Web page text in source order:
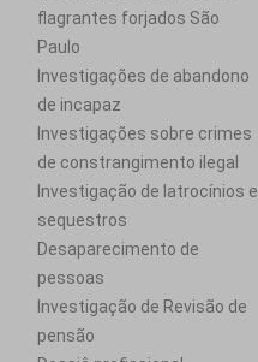
flagrantes forjados São
Paulo
Investigações de abandono
de incapaz
Investigações sobre crimes
de constrangimento ilegal
Investigação de latrocínios e
sequestros
Desaparecimento de
pessoas
Investigação de Revisão de
pensão